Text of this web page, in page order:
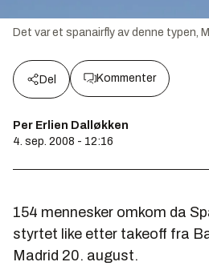
Det var et spanairfly av denne typen,
Del Kommenter
Per Erlien Dalløkken
4. sep. 2008 - 12:16
154 mennesker omkom da
styrtet like etter takeoff fra
Madrid 20. august.